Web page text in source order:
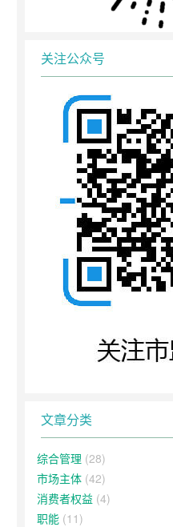
关注公众号
文章分类
综合管理 (28)
市场主体 (42)
消费者权益 (4)
职能 (11)